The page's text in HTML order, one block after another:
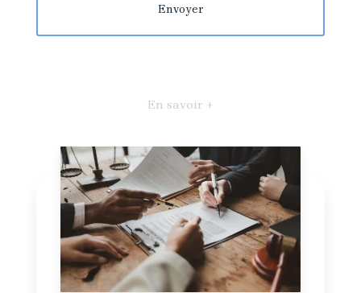
En savoir +